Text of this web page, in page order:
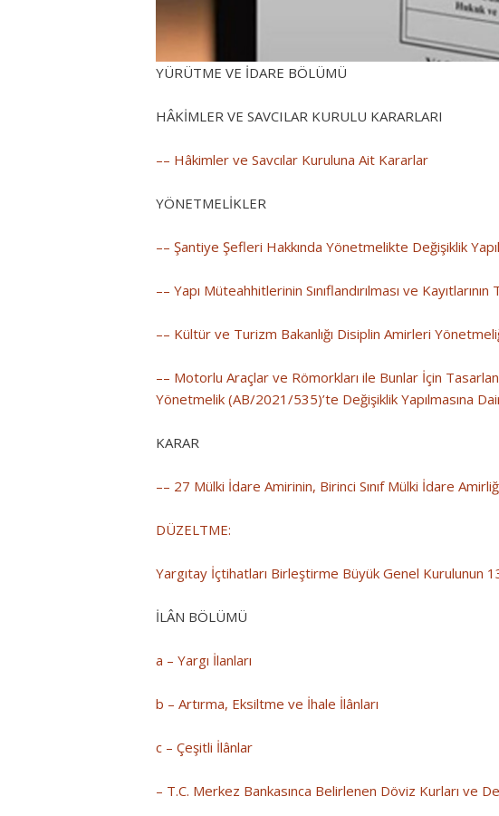
YÜRÜTME VE İDARE BÖLÜMÜ
HÂKİMLER VE SAVCILAR KURULU KARARLARI
–– Hâkimler ve Savcılar Kuruluna Ait Kararlar
YÖNETMELİKLER
–– Şantiye Şefleri Hakkında Yönetmelikte Değişiklik
–– Yapı Müteahhitlerinin Sınıflandırılması ve
–– Kültür ve Turizm Bakanlığı Disiplin Amirleri
–– Motorlu Araçlar ve Römorkları ile Bunlar İçin
Yönetmelik (AB/2021/535)’te Değişiklik Yapılmasına
KARAR
–– 27 Mülki İdare Amirinin, Birinci Sınıf Mülki İdare
DÜZELTME:
Yargıtay İçtihatları Birleştirme Büyük Genel Kurulunun
İLÂN BÖLÜMÜ
a – Yargı İlanları
b – Artırma, Eksiltme ve İhale İlânları
c – Çeşitli İlânlar
– T.C. Merkez Bankasınca Belirlenen Döviz Kurları ve